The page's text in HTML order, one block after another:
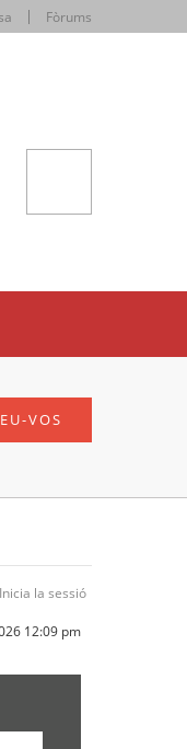
Fòrums
VOS
Inicia la sessió
12:09 pm